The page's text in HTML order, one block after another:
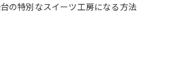
の特別なスイーツ工房になる方法